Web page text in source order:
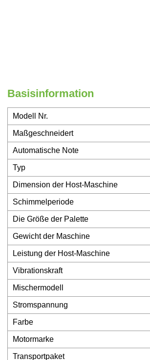
Basisinformation
Modell Nr.
Maßgeschneidert
Automatische Note
Typ
Dimension der Host-Maschine
Schimmelperiode
Die Größe der Palette
Gewicht der Maschine
Leistung der Host-Maschine
Vibrationskraft
Mischermodell
Stromspannung
Farbe
Motormarke
Transportpaket